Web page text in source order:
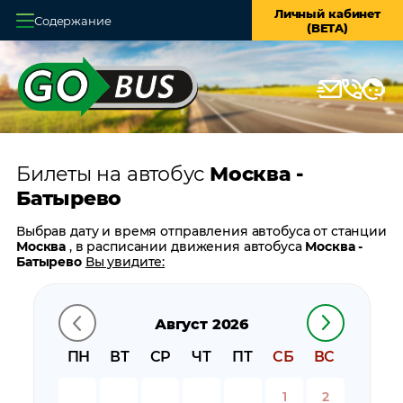
Содержание
Личный кабинет
(BETA)
Главная
О системе
Оплата и доставка
Возврат билетов
Заказ автобуса
Контакты
Билеты на автобус Москва -
Батырево
Август 2026
ПН
ВТ СР ЧТ ПТ СБ ВС
1 2
Выбрав дату и время отправления автобуса от станции
Москва, в расписании движения автобусаМосква -
Батырево Вы увидите:
время прибытия
время в пути
цену билета
Москва